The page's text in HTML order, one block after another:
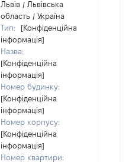
Львів / Львівська
область / Україна
Тип:
[Конфіденційна
інформація]
Назва:
[Конфіденційна
інформація]
Номер будинку:
[Конфіденційна
інформація]
Номер корпусу:
[Конфіденційна
інформація]
Номер квартири: